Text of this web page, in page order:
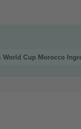
World Cup Morocco